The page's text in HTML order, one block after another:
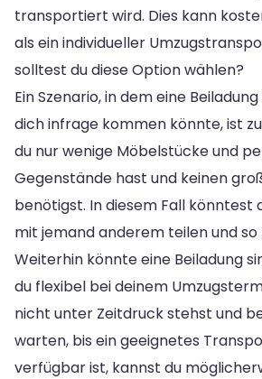
transportiert wird. Dies kann
als ein individueller
solltest du diese Option wählen?
Ein Szenario, in dem eine
dich infrage kommen könnte, ist
du nur wenige Möbelstücke und
Gegenstände hast und keinen
benötigst. In diesem Fall könntest
mit jemand anderem teilen und so
Weiterhin könnte eine Beiladung
du flexibel bei deinem
nicht unter Zeitdruck stehst und
warten, bis ein geeignetes
verfügbar ist, kannst du